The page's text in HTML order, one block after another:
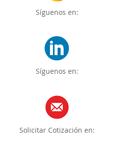
Síguenos en:
Síguenos en:
Solicitar Cotización en: